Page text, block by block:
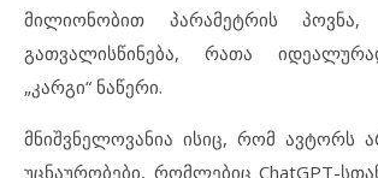
მილიონობით პარამეტრის პოვნა,
გათვალისწინება, რათა
„კარგი“ ნაწერი.
მნიშვნელოვანია ისიც, რომ ავტორს
უცნაურობები, რომლებიც ChatGPT-